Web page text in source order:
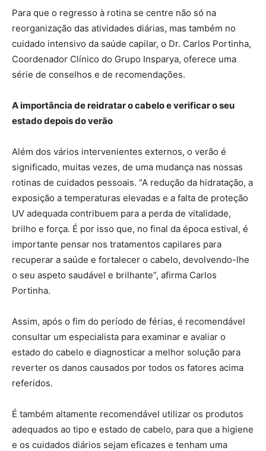
Para que o regresso à rotina se centre não só na
reorganização das atividades diárias, mas também no
cuidado intensivo da saúde capilar, o Dr. Carlos Portinha,
Coordenador Clínico do Grupo Insparya, oferece uma
série de conselhos e de recomendações.
A importância de reidratar o cabelo e verificar o seu
estado depois do verão
Além dos vários intervenientes externos, o verão é
significado, muitas vezes, de uma mudança nas nossas
rotinas de cuidados pessoais. “A redução da hidratação, a
exposição a temperaturas elevadas e a falta de proteção
UV adequada contribuem para a perda de vitalidade,
brilho e força. É por isso que, no final da época estival, é
importante pensar nos tratamentos capilares para
recuperar a saúde e fortalecer o cabelo, devolvendo-lhe
o seu aspeto saudável e brilhante”, afirma Carlos
Portinha.
Assim, após o fim do período de férias, é recomendável
consultar um especialista para examinar e avaliar o
estado do cabelo e diagnosticar a melhor solução para
reverter os danos causados por todos os fatores acima
referidos.
É também altamente recomendável utilizar os produtos
adequados ao tipo e estado de cabelo, para que a higiene
e os cuidados diários sejam eficazes e tenham uma